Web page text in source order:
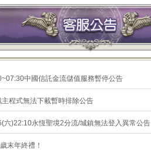
中國信託金流儲值服務暫停公告
程式無法下載暫時排除公告
六)22:10永恆聖境2分流/城鎮無法登入異常公告
末年終禮！